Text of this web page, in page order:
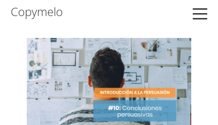
Saltar
navegación
principal
Saltar
contenido
principal
Saltar
principal
Copymelo